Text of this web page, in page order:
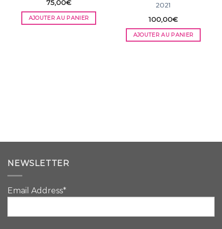
75,00€
AJOUTER AU PANIER
2021
100,00€
AJOUTER AU PANIER
NEWSLETTER
Email Address*